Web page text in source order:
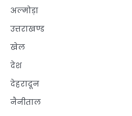
अल्मोड़ा
उत्तराखण्ड
खेल
देश
देहरादून
नैनीताल